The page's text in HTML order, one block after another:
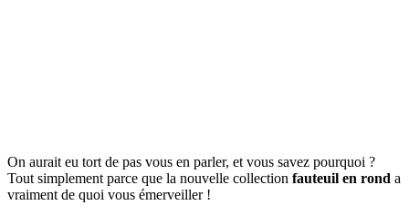
On aurait eu tort de pas vous en parler, et vous savez pourquoi ?
Tout simplement parce que la nouvelle collection fauteuil en rond a
vraiment de quoi vous émerveiller !